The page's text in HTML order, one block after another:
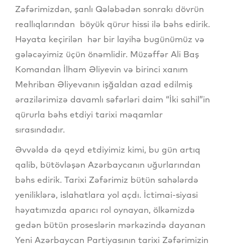
Zəfərimizdən, şanlı Qələbədən sonrakı dövrün
reallıqlarından böyük qürur hissi ilə bəhs edirik.
Həyata keçirilən hər bir layihə bugünümüz və
gələcəyimiz üçün önəmlidir. Müzəffər Ali Baş
Komandan İlham Əliyevin və birinci xanım
Mehriban Əliyevanın işğaldan azad edilmiş
ərazilərimizə davamlı səfərləri daim “İki sahil”in
qürurla bəhs etdiyi tarixi məqamlar
sırasındadır.
Əvvəldə də qeyd etdiyimiz kimi, bu gün artıq
qalib, bütövləşən Azərbaycanın uğurlarından
bəhs edirik. Tarixi Zəfərimiz bütün sahələrdə
yeniliklərə, islahatlara yol açdı. İctimai-siyasi
həyatımızda aparıcı rol oynayan, ölkəmizdə
gedən bütün proseslərin mərkəzində dayanan
Yeni Azərbaycan Partiyasının tarixi Zəfərimizin